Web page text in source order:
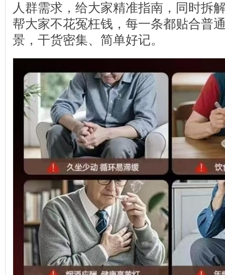
人群需求，给大家精准指南，同时拆
帮大家不花冤枉钱，每一条都贴合普
景，干货密集、简单好记。